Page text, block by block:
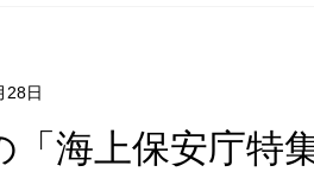
28日
の「海上保安庁